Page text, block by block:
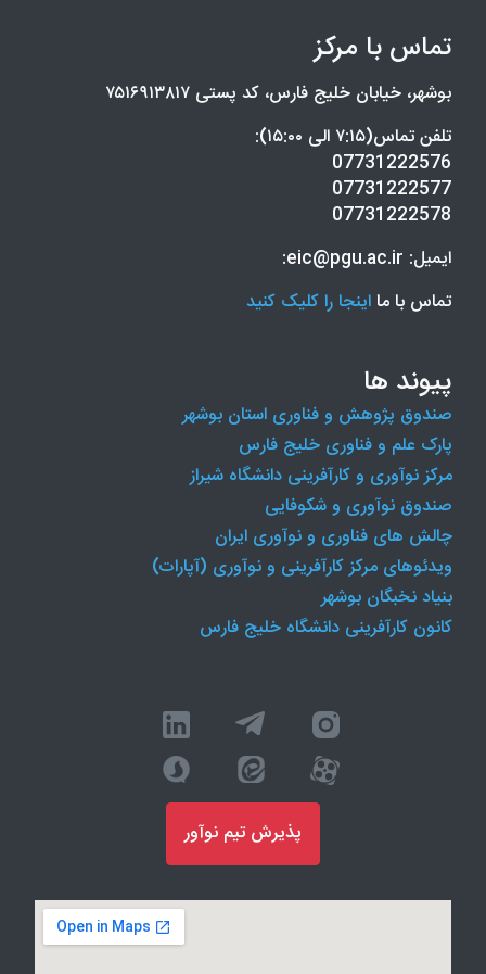
تماس با مرکز
بوشهر، خیابان خلیج فارس، کد پستی ۷۵۱۶۹۱۳۸۱۷
تلفن تماس(۷:۱۵ الی ۱۵:۰۰):
07731222576
07731222577
07731222578
ایمیل: eic@pgu.ac.ir:
تماس با ما اینجا را کلیک کنید
پیوند ها
صندوق پژوهش و فناوری استان بوشهر
پارک علم و فناوری خلیج فارس
مرکز نوآوری و کارآفرینی دانشگاه شیراز
صندوق نوآوری و شکوفایی
چالش های فناوری و نوآوری ایران
ویدئوهای مرکز کارآفرینی و نوآوری (آپارات)
بنیاد نخبگان بوشهر
کانون کارآفرینی دانشگاه خلیج فارس
پذیرش تیم نوآور